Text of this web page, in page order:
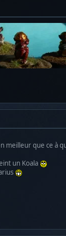
meilleur que ce à
un Koala